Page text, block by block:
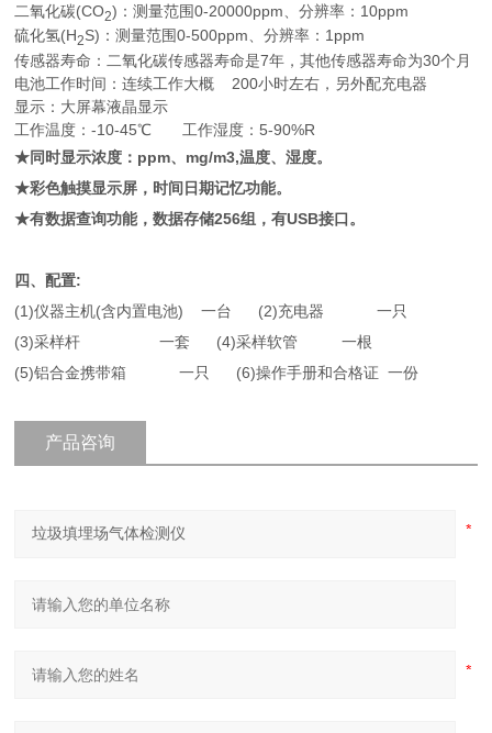
二氧化碳(CO2)：测量范围0-20000ppm、分辨率：10ppm
硫化氢(H2S)：测量范围0-500ppm、分辨率：1ppm
传感器寿命：二氧化碳传感器寿命是7年，其他传感器寿命为30个月
电池工作时间：连续工作大概 200小时左右，另外配充电器
显示：大屏幕液晶显示
工作温度：-10-45℃ 工作湿度：5-90%R
★同时显示浓度：ppm、mg/m3,温度、湿度。
★彩色触摸显示屏，时间日期记忆功能。
★有数据查询功能，数据存储256组，有USB接口。
四、配置:
(1)仪器主机(含内置电池) 一台 (2)充电器 一只
(3)采样杆 一套 (4)采样软管 一根
(5)铝合金携带箱 一只 (6)操作手册和合格证 一份
产品咨询